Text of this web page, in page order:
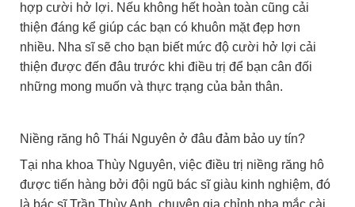
hợp cười hở lợi. Nếu không hết hoàn toàn cũng cải
thiện đáng kể giúp các bạn có khuôn mặt đẹp hơn
nhiều. Nha sĩ sẽ cho bạn biết mức độ cười hở lợi cải
thiện được đến đâu trước khi điều trị để bạn cân đối
những mong muốn và thực trạng của bản thân.
Niềng răng hô Thái Nguyên ở đâu đảm bảo uy tín?
Tại nha khoa Thùy Nguyên, việc điều trị niềng răng hô
được tiến hàng bởi đội ngũ bác sĩ giàu kinh nghiệm, đó
là bác sĩ Trần Thùy Anh, chuyên gia chỉnh nha mắc cài